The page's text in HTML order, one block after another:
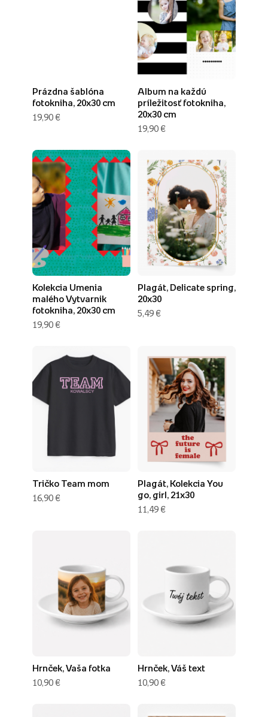
Prázdna šablóna
fotokniha, 20x30 cm
19,90 €
Album na každú
príležitosť fotokniha,
20x30 cm
19,90 €
Kolekcia Umenia
malého Vytvarnik
fotokniha, 20x30 cm
19,90 €
Plagát, Delicate spring,
20x30
5,49 €
Tričko Team mom
16,90 €
Plagát, Kolekcia You
go, girl, 21x30
11,49 €
Hrnček, Vaša fotka
10,90 €
Hrnček, Váš text
10,90 €